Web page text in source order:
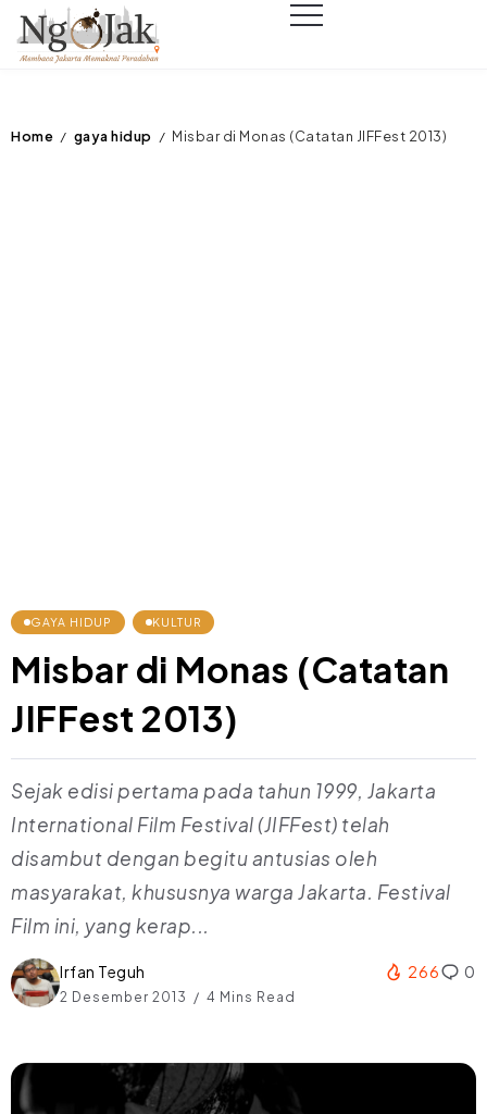
Home / gaya hidup / Misbar di Monas (Catatan JIFFest 2013)
GAYA HIDUP KULTUR
Misbar di Monas (Catatan
JIFFest 2013)
Sejak edisi pertama pada tahun 1999, Jakarta
International Film Festival (JIFFest) telah
disambut dengan begitu antusias oleh
masyarakat, khususnya warga Jakarta. Festival
Film ini, yang kerap...
Irfan Teguh
2 Desember 2013 4 Mins Read
266 0